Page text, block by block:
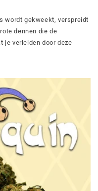
wordt gekweekt, verspreidt
dennen die de
je verleiden door deze